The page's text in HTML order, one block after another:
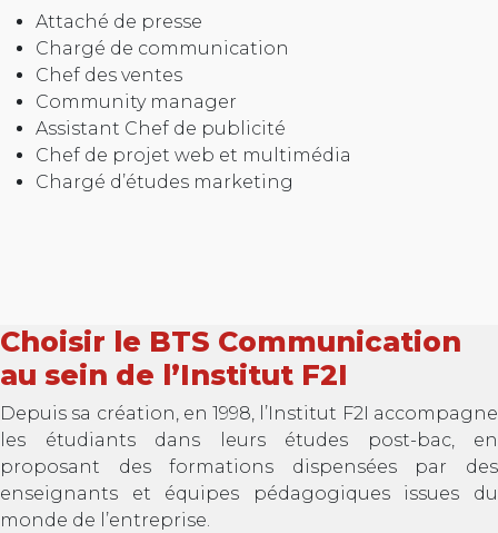
Attaché de presse
Chargé de communication
Chef des ventes
Community manager
Assistant Chef de publicité
Chef de projet web et multimédia
Chargé d’études marketing
Choisir le BTS Communication
au sein de l’Institut F2I
Depuis sa création, en 1998, l’Institut F2I accompagne
les étudiants dans leurs études post-bac, en
proposant des formations dispensées par des
enseignants et équipes pédagogiques issues du
monde de l’entreprise.